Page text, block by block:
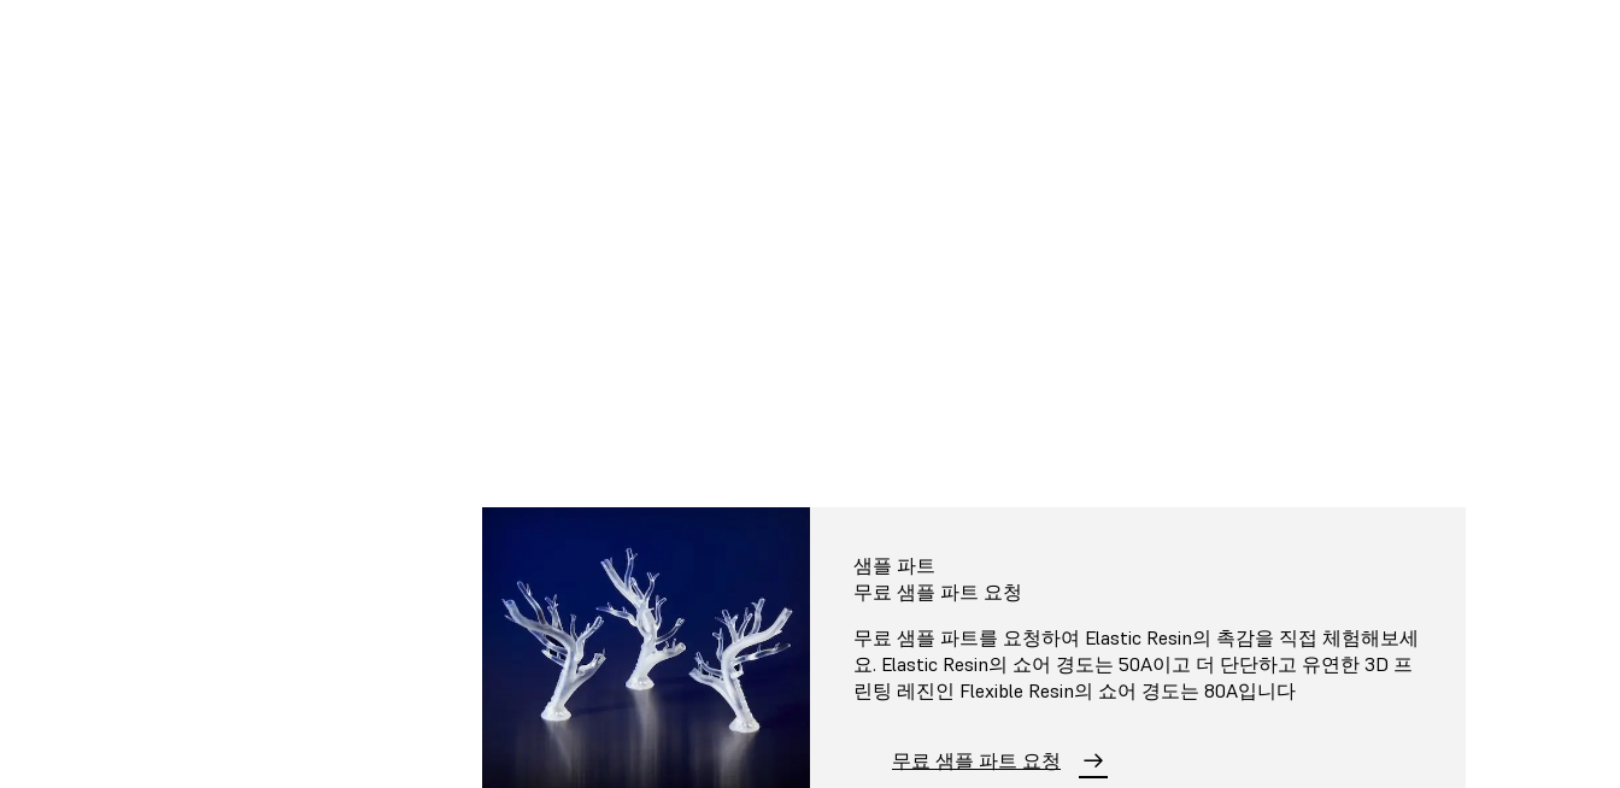
샘플 파트
무료 샘플 파트 요청
무료 샘플 파트를 요청하여 Elastic Resin의 촉감을 직접 체험해보세
요. Elastic Resin의 쇼어 경도는 50A이고 더 단단하고 유연한 3D 프
린팅 레진인 Flexible Resin의 쇼어 경도는 80A입니다
무료 샘플 파트 요청